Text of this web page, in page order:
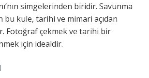
simgelerinden biridir. Savunma
bu kule, tarihi ve mimari açıdan
Fotoğraf çekmek ve tarihi bir
için idealdir.